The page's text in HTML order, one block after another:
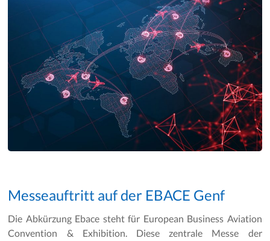
Messeauftritt auf der EBACE Genf
Die Abkürzung Ebace steht für European Business Aviation
Convention & Exhibition. Diese zentrale Messe der